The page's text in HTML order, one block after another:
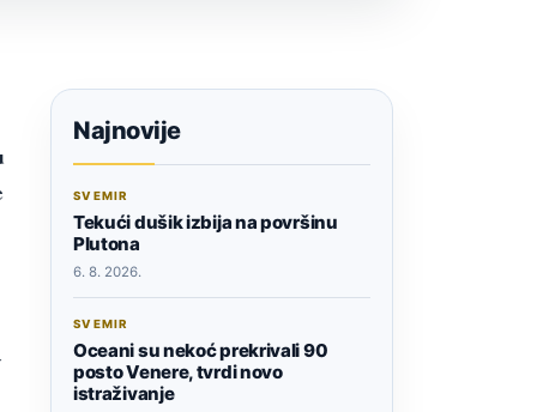
Najnovije
SVEMIR
Tekući dušik izbija na površinu
Plutona
6. 8. 2026.
SVEMIR
Oceani su nekoć prekrivali 90
posto Venere, tvrdi novo
istraživanje